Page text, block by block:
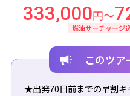
333,000円～
燃油サーチャージ
このツア
★出発70日前までの早割